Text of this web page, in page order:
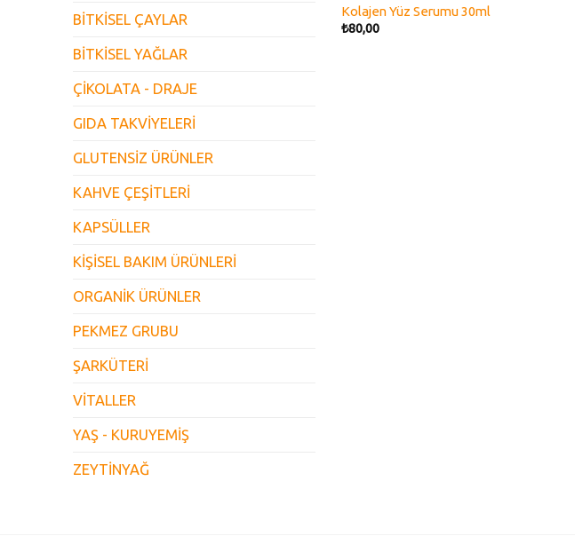
BİTKİSEL ÇAYLAR
BİTKİSEL YAĞLAR
ÇİKOLATA - DRAJE
GIDA TAKVİYELERİ
GLUTENSİZ ÜRÜNLER
KAHVE ÇEŞİTLERİ
KAPSÜLLER
KİŞİSEL BAKIM ÜRÜNLERİ
ORGANİK ÜRÜNLER
PEKMEZ GRUBU
ŞARKÜTERİ
VİTALLER
YAŞ - KURUYEMİŞ
ZEYTİNYAĞ
Kolajen Yüz Serumu 30ml
₺80,00